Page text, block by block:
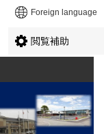
Foreign language
閲覧補助